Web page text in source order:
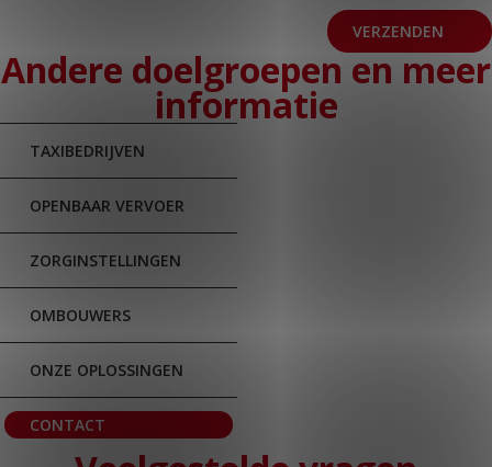
VERZENDEN
Andere doelgroepen en meer
informatie
TAXIBEDRIJVEN
OPENBAAR VERVOER
ZORGINSTELLINGEN
OMBOUWERS
ONZE OPLOSSINGEN
CONTACT